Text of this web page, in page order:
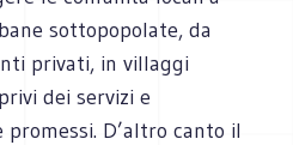
sottopopolate, da
privati, in villaggi
dei servizi e
D’altro canto il